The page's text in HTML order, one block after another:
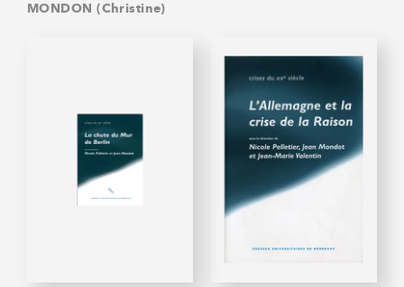
MONDON (Christine)